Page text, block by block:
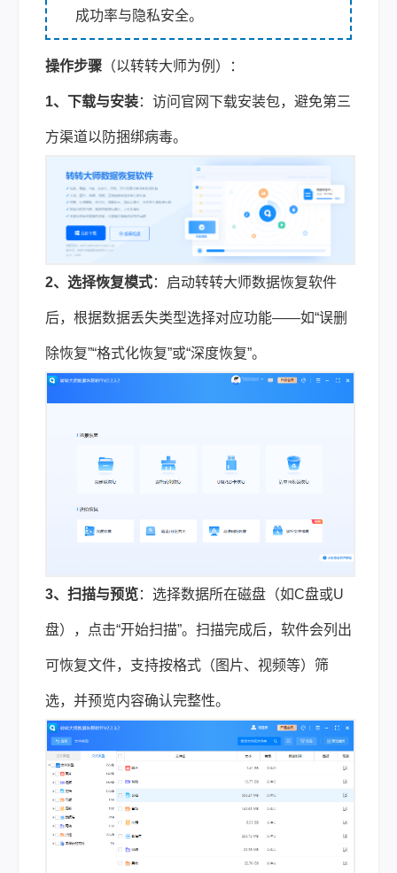
成功率与隐私安全。
操作步骤 （以转转大师为例）：
1、下载与安装：访问官网下载安装包，避免第三
方渠道以防捆绑病毒。
2、选择恢复模式：启动转转大师数据恢复软件
后，根据数据丢失类型选择对应功能——如“误删
除恢复”“格式化恢复”或“深度恢复”。
3、扫描与预览：选择数据所在磁盘（如C盘或U
盘），点击“开始扫描”。扫描完成后，软件会列出
可恢复文件，支持按格式（图片、视频等）筛
选，并预览内容确认完整性。